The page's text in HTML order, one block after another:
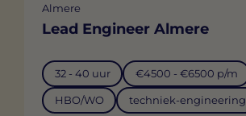
Almere
Lead Engineer Almere
32 - 40 uur €4500 - €6500 p/m
HBO/WO techniek-engineering